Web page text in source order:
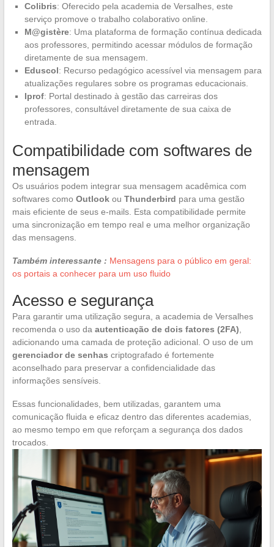
Colibris: Oferecido pela academia de Versalhes, este
serviço promove o trabalho colaborativo online.
M@gistère: Uma plataforma de formação contínua dedicada
aos professores, permitindo acessar módulos de formação
diretamente de sua mensagem.
Eduscol: Recurso pedagógico acessível via mensagem para
atualizações regulares sobre os programas educacionais.
Iprof: Portal destinado à gestão das carreiras dos
professores, consultável diretamente de sua caixa de
entrada.
Compatibilidade com softwares de
mensagem
Os usuários podem integrar sua mensagem acadêmica com
softwares como Outlookou Thunderbird para uma gestão
mais eficiente de seus e-mails. Esta compatibilidade permite
uma sincronização em tempo real e uma melhor organização
das mensagens.
Também interessante : Mensagens para o público em geral:
os portais a conhecer para um uso fluido
Acesso e segurança
Para garantir uma utilização segura, a academia de Versalhes
recomenda o uso da autenticação de dois fatores (2FA)
adicionando uma camada de proteção adicional. O uso de um
gerenciador de senhas criptografado é fortemente
aconselhado para preservar a confidencialidade das
informações sensíveis.
Essas funcionalidades, bem utilizadas, garantem uma
comunicação fluida e eficaz dentro das diferentes academias,
ao mesmo tempo em que reforçam a segurança dos dados
trocados.